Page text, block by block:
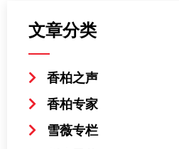
文章分类
香柏之声
香柏专家
雪薇专栏